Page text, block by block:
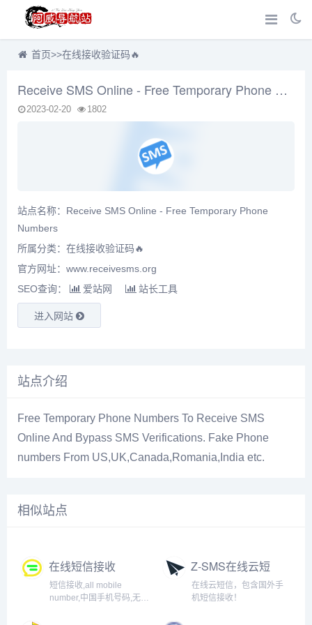
首页>>在线接收验证码🔥
Receive SMS Online - Free Temporary Phone Numbers
2023-02-20 1802
站点名称：Receive SMS Online - Free Temporary Phone
Numbers
所属分类： 在线接收验证码🔥
官方网址：www.receivesms.org
SEO查询：
爱站网 站长工具
进入网站
站点介绍
Free Temporary Phone Numbers To Receive SMS
Online And Bypass SMS Verifications. Fake Phone
numbers From US,UK,Canada,Romania,India etc.
相似站点
在线短信接收
短信接收,all mobile
number,中国手机号码,无敌
Z-SMS在线云短
信验证码
在线云短信，包含国外手
机短信接收！